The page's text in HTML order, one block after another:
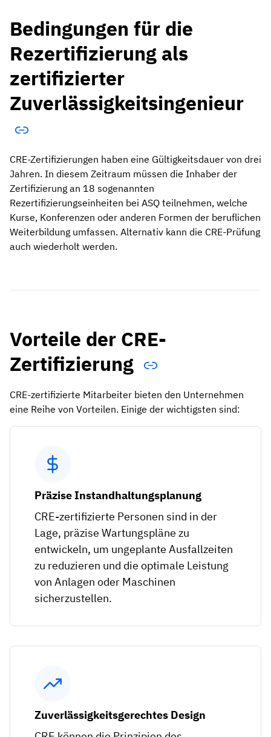
Bedingungen für die
Rezertifizierung als
zertifizierter
Zuverlässigkeitsingenieur
CRE-Zertifizierungen haben eine Gültigkeitsdauer von drei
Jahren. In diesem Zeitraum müssen die Inhaber der
Zertifizierung an 18 sogenannten
Rezertifizierungseinheiten bei ASQ teilnehmen, welche
Kurse, Konferenzen oder anderen Formen der beruflichen
Weiterbildung umfassen. Alternativ kann die CRE-Prüfung
auch wiederholt werden.
Vorteile der CRE-
Zertifizierung
CRE-zertifizierte Mitarbeiter bieten den Unternehmen
eine Reihe von Vorteilen. Einige der wichtigsten sind:
Präzise Instandhaltungsplanung
CRE-zertifizierte Personen sind in der
Lage, präzise Wartungspläne zu
entwickeln, um ungeplante Ausfallzeiten
zu reduzieren und die optimale Leistung
von Anlagen oder Maschinen
sicherzustellen.
Zuverlässigkeitsgerechtes Design